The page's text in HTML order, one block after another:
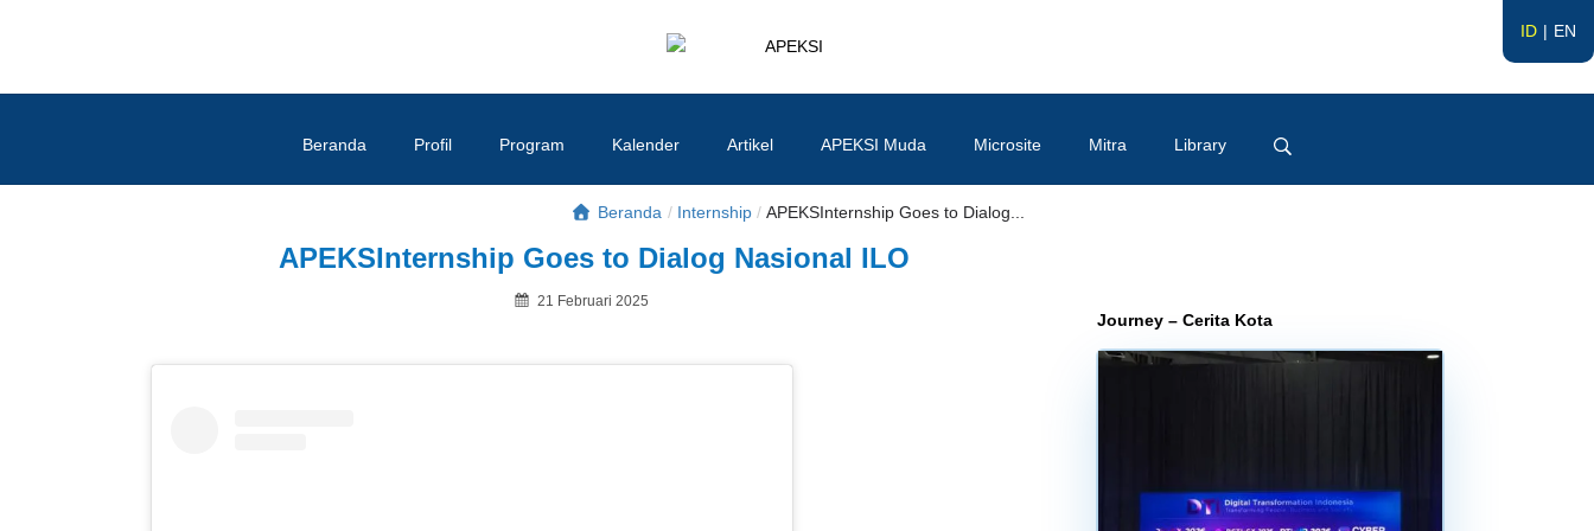
ID EN
APEKSI
Beranda Profil Program Kalender Artikel APEKSI Muda Microsite Mitra Library
Beranda / Internship / APEKSInternship Goes to Dialog...
APEKSInternship Goes to Dialog Nasional ILO
Posted
21 Februari 2025
Journey – Cerita Kota